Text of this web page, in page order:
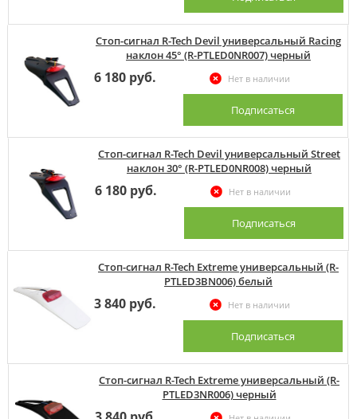
Стоп-сигнал R-Tech Devil универсальный Racing
наклон 45° (R-PTLED0NR007) черный
6 180 руб. Нет в наличии
Подписаться
Стоп-сигнал R-Tech Devil универсальный Street
наклон 30° (R-PTLED0NR008) черный
6 180 руб. Нет в наличии
Подписаться
Стоп-сигнал R-Tech Extreme универсальный (R-
PTLED3BN006) белый
3 840 руб. Нет в наличии
Подписаться
Стоп-сигнал R-Tech Extreme универсальный (R-
PTLED3NR006) черный